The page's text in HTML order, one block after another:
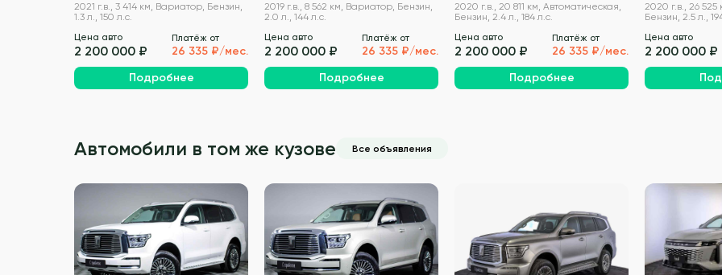
2021 г.в., 3 414 км, Вариатор, Бензин,
1.3 л., 150 л.с.
Цена авто
2 200 000 ₽
Платёж от
26 335 ₽/мес.
Подробнее
2019 г.в., 8 562 км, Вариатор, Бензин,
2.0 л., 144 л.с.
Цена авто
2 200 000 ₽
Платёж от
26 335 ₽/мес.
Подробнее
2020 г.в., 20 811 км, Автоматическая,
Бензин, 2.4 л., 184 л.с.
Цена авто
2 200 000 ₽
Платёж от
26 335 ₽/мес.
Подробнее
2020 г.в., 26 525
Бензин, 2.5 л.,
Цена авто
2 200 000 ₽
Автомобили в том же кузове Все объявления